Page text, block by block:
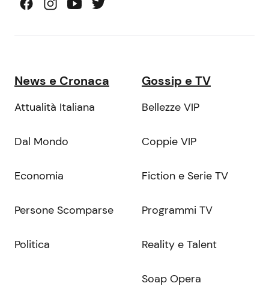
News e Cronaca
Attualità Italiana
Dal Mondo
Economia
Persone Scomparse
Politica
Gossip e TV
Bellezze VIP
Coppie VIP
Fiction e Serie TV
Programmi TV
Reality e Talent
Soap Opera